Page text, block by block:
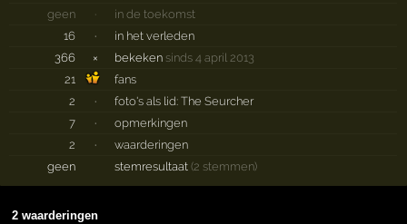
geen
·
in de toekomst
16
·
in het verleden
366
× bekeken sinds 4 april 2013
21
fans
2
·
foto's als lid: The Seurcher
7
·
opmerkingen
2
·
waarderingen
geen
stemresultaat(2 stemmen)
2 waarderingen